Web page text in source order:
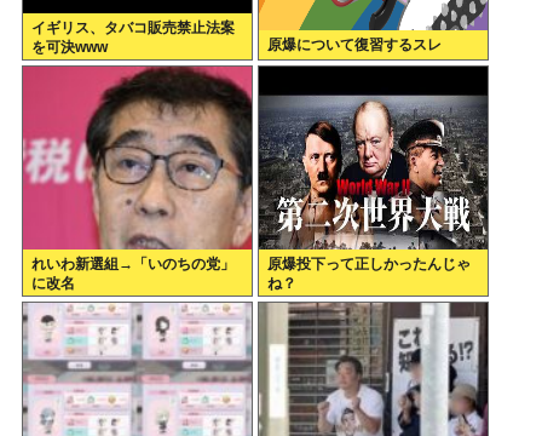
イギリス、タバコ販売禁止法案
を可決www
原爆について復習するスレ
れいわ新選組→「いのちの党」
に改名
原爆投下って正しかったんじゃ
ね？